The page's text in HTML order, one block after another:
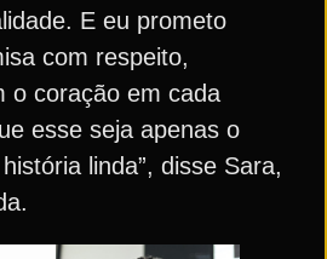
E eu prometo
com respeito,
o coração em cada
esse seja apenas o
linda”, disse Sara,